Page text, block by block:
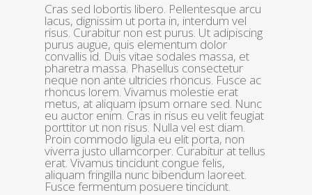
Cras sed lobortis libero. Pellentesque arcu
lacus, dignissim ut porta in, interdum vel
risus. Curabitur non est purus. Ut adipiscing
purus augue, quis elementum dolor
convallis id. Duis vitae sodales massa, et
pharetra massa. Phasellus consectetur
neque non ante ultricies rhoncus. Fusce ac
rhoncus lorem. Vivamus molestie erat
metus, at aliquam ipsum ornare sed. Nunc
eu auctor enim. Cras in risus eu velit feugiat
porttitor ut non risus. Nulla vel est diam.
Proin commodo ligula eu elit porta, non
viverra justo ullamcorper. Curabitur at tellus
erat. Vivamus tincidunt congue felis,
aliquam fringilla nunc bibendum laoreet.
Fusce fermentum posuere tincidunt.